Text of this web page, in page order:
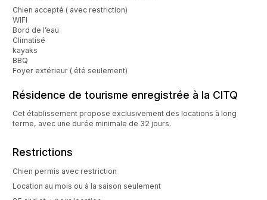
Chien accepté ( avec restriction)
WIFI
Bord de l’eau
Climatisé
kayaks
BBQ
Foyer extérieur ( été seulement)
Résidence de tourisme enregistrée à la CITQ
Cet établissement propose exclusivement des locations à long
terme, avec une durée minimale de 32 jours.
Restrictions
Chien permis avec restriction
Location au mois ou à la saison seulement